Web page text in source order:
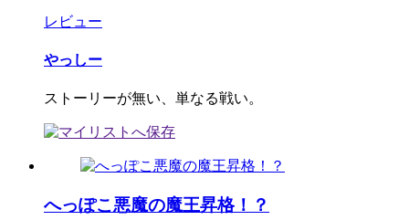
レビュー
やっしー
ストーリーが無い、単なる戦い。
へっぽこ悪魔の魔王昇格！？